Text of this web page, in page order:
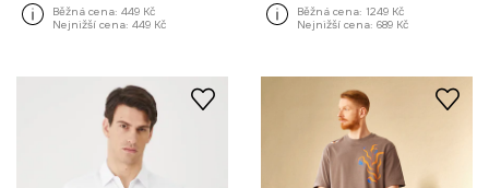
Běžná cena: 449 Kč
Nejnižší cena: 449 Kč
Běžná cena: 1249 Kč
Nejnižší cena: 689 Kč